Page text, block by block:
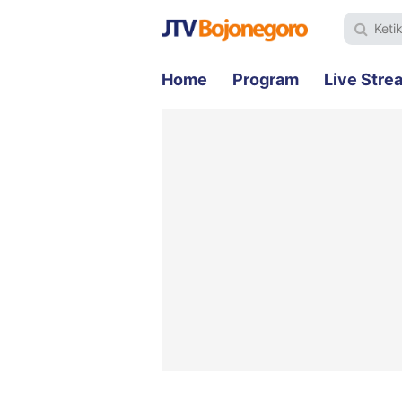
Home Program Live